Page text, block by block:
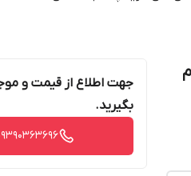
جهت اطلاع از قیمت و
بگیرید.